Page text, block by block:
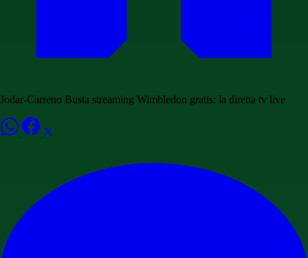
Jodar-Carreno Busta streaming Wimbledon gratis: la diretta tv live